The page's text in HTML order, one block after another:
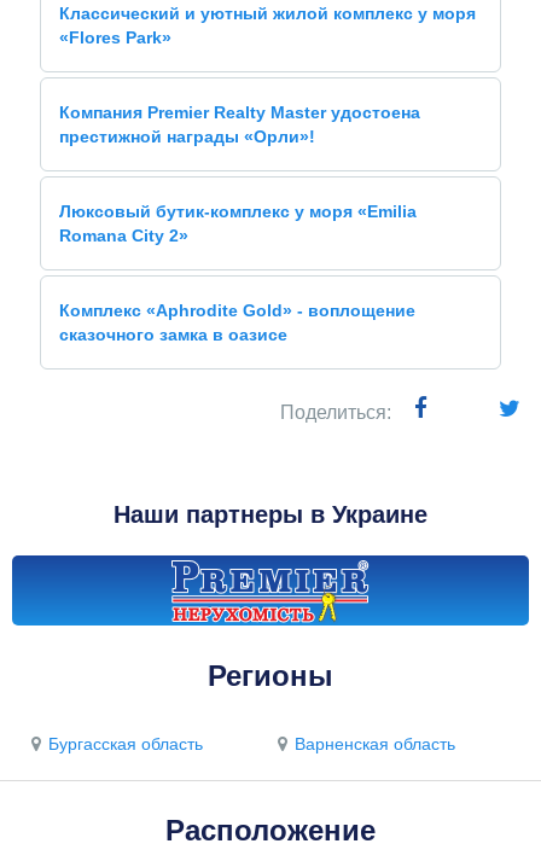
Классический и уютный жилой комплекс у моря
«Flores Park»
Компания Premier Realty Master удостоена
престижной награды «Орли»!
Люксовый бутик-комплекс у моря «Emilia
Romana City 2»
Комплекс «Aphrodite Gold» - воплощение
сказочного замка в оазисе
Поделиться:
Наши партнеры в Украине
Регионы
Бургасская область Варненская область
Расположение